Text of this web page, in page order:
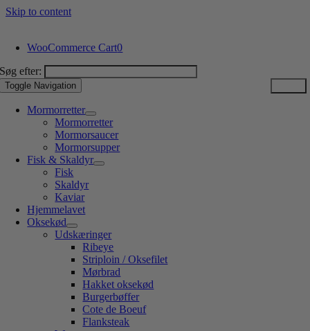
Skip to content
WooCommerce Cart0
Søg efter:
Toggle Navigation
Mormorretter
Mormorretter
Mormorsaucer
Mormorsupper
Fisk & Skaldyr
Fisk
Skaldyr
Kaviar
Hjemmelavet
Oksekød
Udskæringer
Ribeye
Striploin / Oksefilet
Mørbrad
Hakket oksekød
Burgerbøffer
Cote de Boeuf
Flanksteak